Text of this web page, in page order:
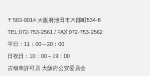
〒563-0014 大阪府池田市木部町534-8
TEL:072-753-2561 / FAX:072-753-2562
平日：11：00～20：00
日祝日：10：00～19：00
古物商許可店 大阪府公安委員会